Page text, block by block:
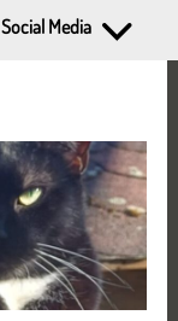
Social Media